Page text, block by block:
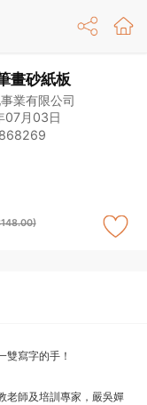
畫砂紙板
業有限公司
07月03日
雙寫字的手！
老師及培訓專家，嚴吳嬋